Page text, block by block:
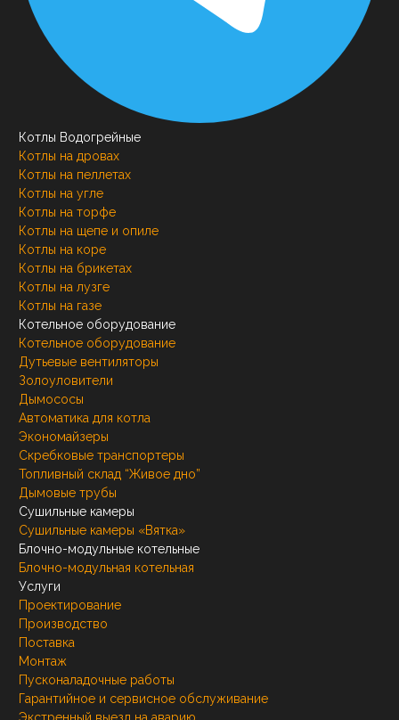
Котлы Водогрейные
Котлы на дровах
Котлы на пеллетах
Котлы на угле
Котлы на торфе
Котлы на щепе и опиле
Котлы на коре
Котлы на брикетах
Котлы на лузге
Котлы на газе
Котельное оборудование
Котельное оборудование
Дутьевые вентиляторы
Золоуловители
Дымососы
Автоматика для котла
Экономайзеры
Скребковые транспортеры
Топливный склад “Живое дно”
Дымовые трубы
Сушильные камеры
Сушильные камеры «Вятка»
Блочно-модульные котельные
Блочно-модульная котельная
Услуги
Проектирование
Производство
Поставка
Монтаж
Пусконаладочные работы
Гарантийное и сервисное обслуживание